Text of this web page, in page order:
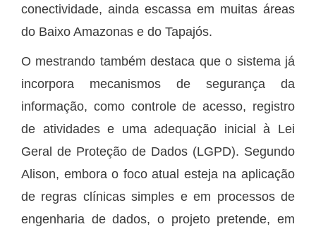
conectividade, ainda escassa em muitas áreas
do Baixo Amazonas e do Tapajós.
O mestrando também destaca que o sistema já
incorpora mecanismos de segurança da
informação, como controle de acesso, registro
de atividades e uma adequação inicial à Lei
Geral de Proteção de Dados (LGPD). Segundo
Alison, embora o foco atual esteja na aplicação
de regras clínicas simples e em processos de
engenharia de dados, o projeto pretende, em